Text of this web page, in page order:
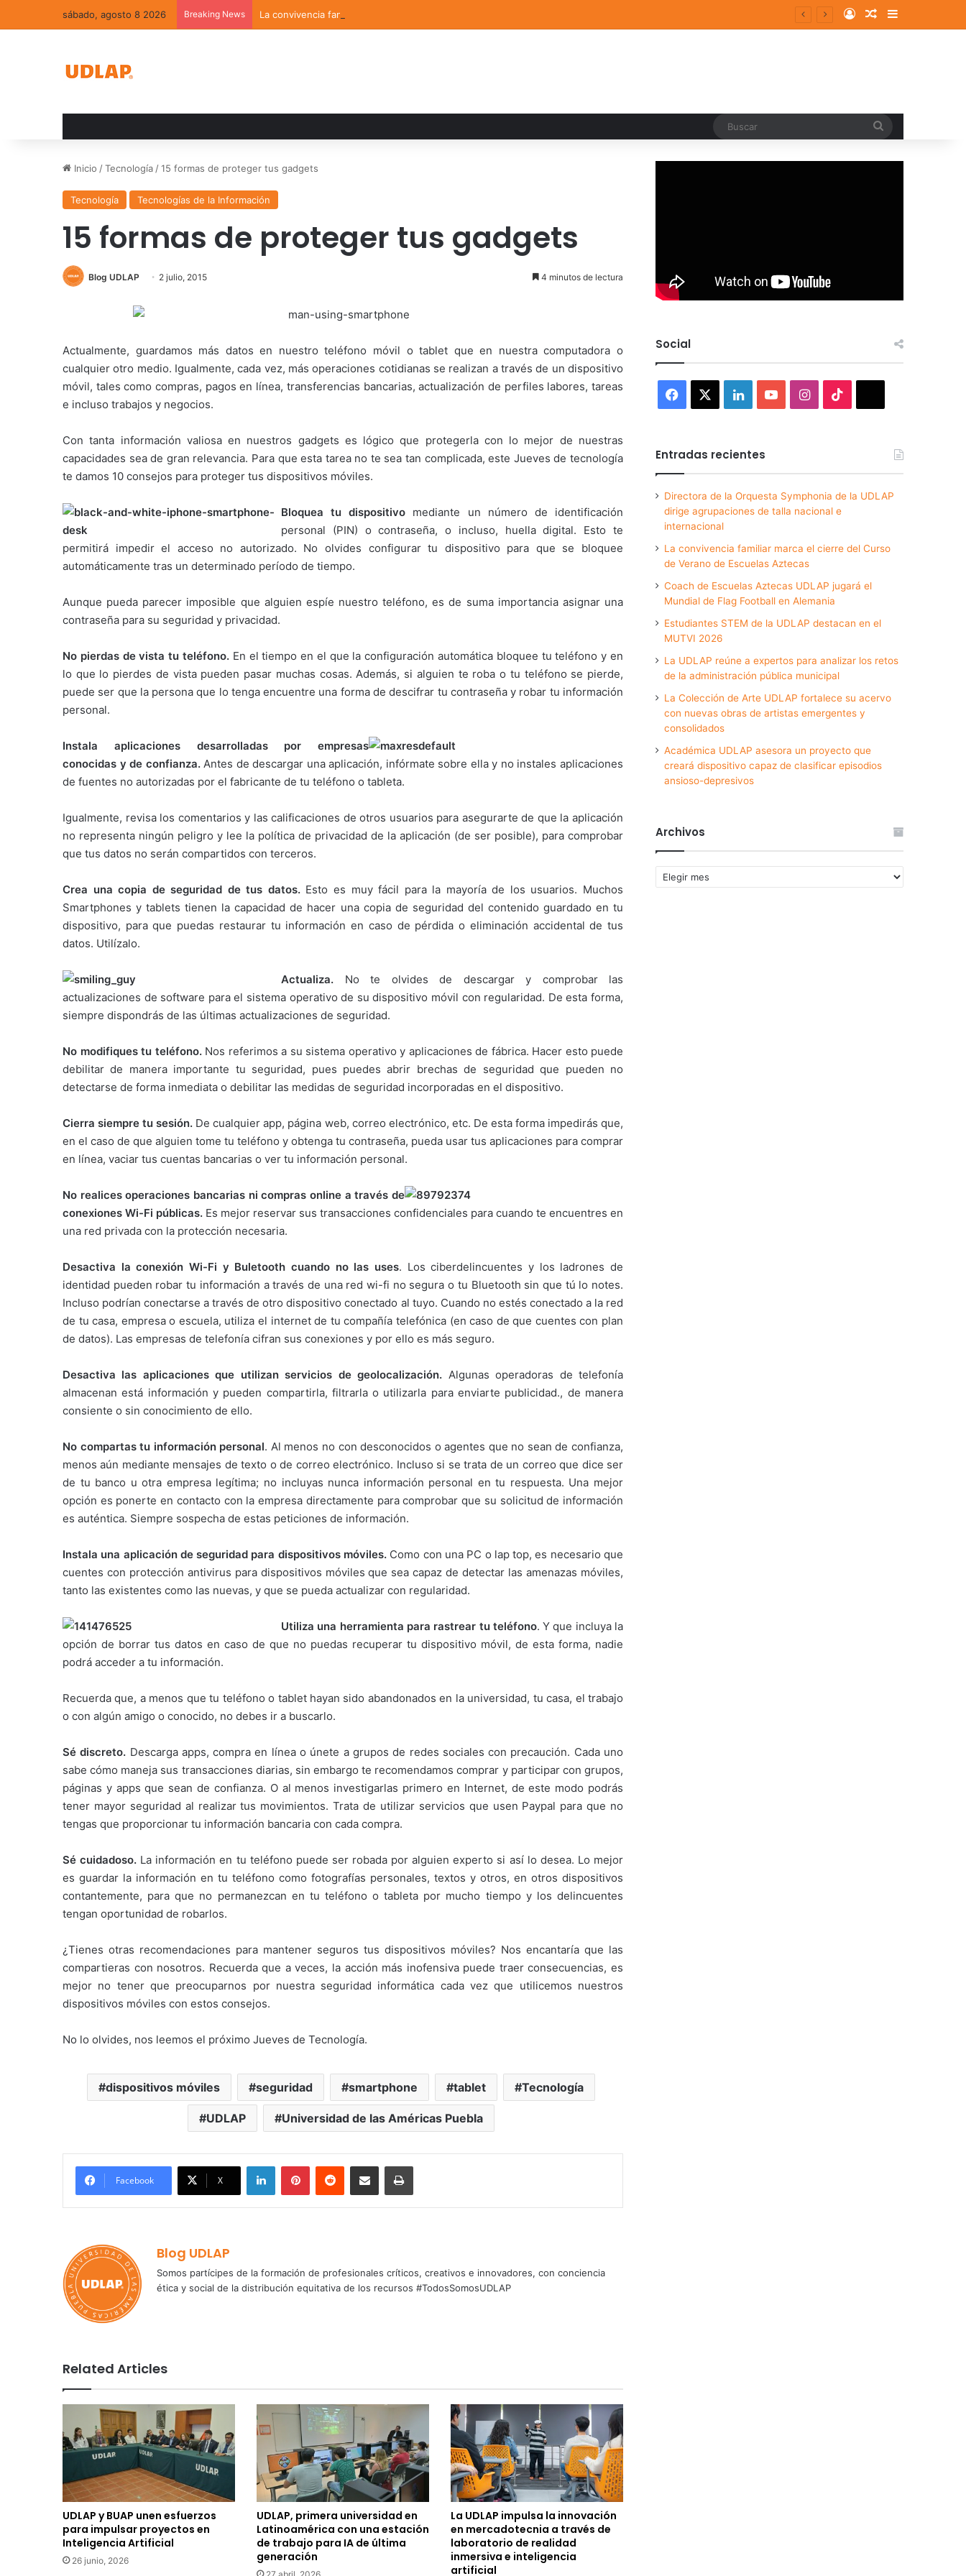
sábado, agosto 8 2026 Breaking News La convivencia familiar marca el cierre del Curso de Verano de Escuelas Aztecas Log InRandom Article
Sidebar
Inicio /Tecnología /15 formas de proteger tus gadgets
Tecnología Tecnologías de la Información
15 formas de proteger tus gadgets
Blog UDLAP 2 julio, 2015 4 minutos de lectura
Actualmente, guardamos más datos en nuestro teléfono móvil o tablet que en nuestra computadora o
cualquier otro medio. Igualmente, cada vez, más operaciones cotidianas se realizan a través de un dispositivo
móvil, tales como compras, pagos en línea, transferencias bancarias, actualización de perfiles labores, tareas
e incluso trabajos y negocios.
Con tanta información valiosa en nuestros gadgets es lógico que protegerla con lo mejor de nuestras
capacidades sea de gran relevancia. Para que esta tarea no te sea tan complicada, este Jueves de tecnología
te damos 10 consejos para proteger tus dispositivos móviles.
Bloquea tu dispositivo mediante un número de identificación
personal (PIN) o contraseña, o incluso, huella digital. Esto te
permitirá impedir el acceso no autorizado. No olvides configurar tu dispositivo para que se bloquee
automáticamente tras un determinado período de tiempo.
Aunque pueda parecer imposible que alguien espíe nuestro teléfono, es de suma importancia asignar una
contraseña para su seguridad y privacidad.
No pierdas de vista tu teléfono.En el tiempo en el que la configuración automática bloquee tu teléfono y en
lo que lo pierdes de vista pueden pasar muchas cosas. Además, si alguien te roba o tu teléfono se pierde,
puede ser que la persona que lo tenga encuentre una forma de descifrar tu contraseña y robar tu información
personal.
Instala aplicaciones desarrolladas por empresas
conocidas y de confianza.Antes de descargar una aplicación, infórmate sobre ella y no instales aplicaciones
de fuentes no autorizadas por el fabricante de tu teléfono o tableta.
Igualmente, revisa los comentarios y las calificaciones de otros usuarios para asegurarte de que la aplicación
no representa ningún peligro y lee la política de privacidad de la aplicación (de ser posible), para comprobar
que tus datos no serán compartidos con terceros.
Crea una copia de seguridad de tus datos.Esto es muy fácil para la mayoría de los usuarios. Muchos
Smartphones y tablets tienen la capacidad de hacer una copia de seguridad del contenido guardado en tu
dispositivo, para que puedas restaurar tu información en caso de pérdida o eliminación accidental de tus
datos. Utilízalo.
Actualiza. No te olvides de descargar y comprobar las
actualizaciones de software para el sistema operativo de su dispositivo móvil con regularidad. De esta forma,
siempre dispondrás de las últimas actualizaciones de seguridad.
No modifiques tu teléfono. Nos referimos a su sistema operativo y aplicaciones de fábrica. Hacer esto puede
debilitar de manera importante tu seguridad, pues puedes abrir brechas de seguridad que pueden no
detectarse de forma inmediata o debilitar las medidas de seguridad incorporadas en el dispositivo.
Cierra siempre tu sesión. De cualquier app, página web, correo electrónico, etc. De esta forma impedirás que,
en el caso de que alguien tome tu teléfono y obtenga tu contraseña, pueda usar tus aplicaciones para comprar
en línea, vaciar tus cuentas bancarias o ver tu información personal.
No realices operaciones bancarias ni compras online a través de
conexiones Wi-Fi públicas. Es mejor reservar sus transacciones confidenciales para cuando te encuentres en
una red privada con la protección necesaria.
Desactiva la conexión Wi-Fi y Buletooth cuando no las uses. Los ciberdelincuentes y los ladrones de
identidad pueden robar tu información a través de una red wi-fi no segura o tu Bluetooth sin que tú lo notes.
Incluso podrían conectarse a través de otro dispositivo conectado al tuyo. Cuando no estés conectado a la red
de tu casa, empresa o escuela, utiliza el internet de tu compañía telefónica (en caso de que cuentes con plan
de datos). Las empresas de telefonía cifran sus conexiones y por ello es más seguro.
Desactiva las aplicaciones que utilizan servicios de geolocalización. Algunas operadoras de telefonía
almacenan está información y pueden compartirla, filtrarla o utilizarla para enviarte publicidad., de manera
consiente o sin conocimiento de ello.
No compartas tu información personal. Al menos no con desconocidos o agentes que no sean de confianza,
menos aún mediante mensajes de texto o de correo electrónico. Incluso si se trata de un correo que dice ser
de tu banco u otra empresa legítima; no incluyas nunca información personal en tu respuesta. Una mejor
opción es ponerte en contacto con la empresa directamente para comprobar que su solicitud de información
es auténtica. Siempre sospecha de estas peticiones de información.
Instala una aplicación de seguridad para dispositivos móviles. Como con una PC o lap top, es necesario que
cuentes con protección antivirus para dispositivos móviles que sea capaz de detectar las amenazas móviles,
tanto las existentes como las nuevas, y que se pueda actualizar con regularidad.
Utiliza una herramienta para rastrear tu teléfono. Y que incluya la
opción de borrar tus datos en caso de que no puedas recuperar tu dispositivo móvil, de esta forma, nadie
podrá acceder a tu información.
Recuerda que, a menos que tu teléfono o tablet hayan sido abandonados en la universidad, tu casa, el trabajo
o con algún amigo o conocido, no debes ir a buscarlo.
Sé discreto. Descarga apps, compra en línea o únete a grupos de redes sociales con precaución. Cada uno
sabe cómo maneja sus transacciones diarias, sin embargo te recomendamos comprar y participar con grupos,
páginas y apps que sean de confianza. O al menos investigarlas primero en Internet, de este modo podrás
tener mayor seguridad al realizar tus movimientos. Trata de utilizar servicios que usen Paypal para que no
tengas que proporcionar tu información bancaria con cada compra.
Sé cuidadoso. La información en tu teléfono puede ser robada por alguien experto si así lo desea. Lo mejor
es guardar la información en tu teléfono como fotografías personales, textos y otros, en otros dispositivos
contantemente, para que no permanezcan en tu teléfono o tableta por mucho tiempo y los delincuentes
tengan oportunidad de robarlos.
¿Tienes otras recomendaciones para mantener seguros tus dispositivos móviles? Nos encantaría que las
compartieras con nosotros. Recuerda que a veces, la acción más inofensiva puede traer consecuencias, es
mejor no tener que preocuparnos por nuestra seguridad informática cada vez que utilicemos nuestros
dispositivos móviles con estos consejos.
No lo olvides, nos leemos el próximo Jueves de Tecnología.
dispositivos móviles seguridad smartphone tablet Tecnología
UDLAP Universidad de las Américas Puebla
Facebook X
LinkedInPinterestReddit Share via Email Print
Blog UDLAP
Somos partícipes de la formación de profesionales críticos, creativos e innovadores, con conciencia
ética y social de la distribución equitativa de los recursos #TodosSomosUDLAP
Related Articles
UDLAP y BUAP unen esfuerzos
para impulsar proyectos en
Inteligencia Artificial
26 junio, 2026
UDLAP, primera universidad en
Latinoamérica con una estación
de trabajo para IA de última
generación
La UDLAP impulsa la innovación
en mercadotecnia a través de
laboratorio de realidad
inmersiva e inteligencia
artificial
Social
Facebook LinkedInYouTubeInstagram
Entradas recientes
Directora de la Orquesta Symphonia de la UDLAP
dirige agrupaciones de talla nacional e
internacional
La convivencia familiar marca el cierre del Curso
de Verano de Escuelas Aztecas
Coach de Escuelas Aztecas UDLAP jugará el
Mundial de Flag Football en Alemania
Estudiantes STEM de la UDLAP destacan en el
MUTVI 2026
La UDLAP reúne a expertos para analizar los retos
de la administración pública municipal
La Colección de Arte UDLAP fortalece su acervo
con nuevas obras de artistas emergentes y
consolidados
Académica UDLAP asesora un proyecto que
creará dispositivo capaz de clasificar episodios
ansioso-depresivos
Archivos
Archivos